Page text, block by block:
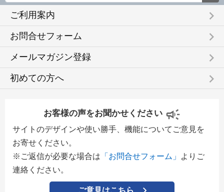
ご利用案内 keyboard_arrow_right
お問合せフォーム keyboard_arrow_right
メールマガジン登録 keyboard_arrow_right
初めての方へ keyboard_arrow_right
お客様の声をお聞かせください
サイトのデザインや使い勝手、機能についてご意見を
お寄せください。
※ご返信が必要な場合は 「お問合せフォーム」
よりご
連絡ください。